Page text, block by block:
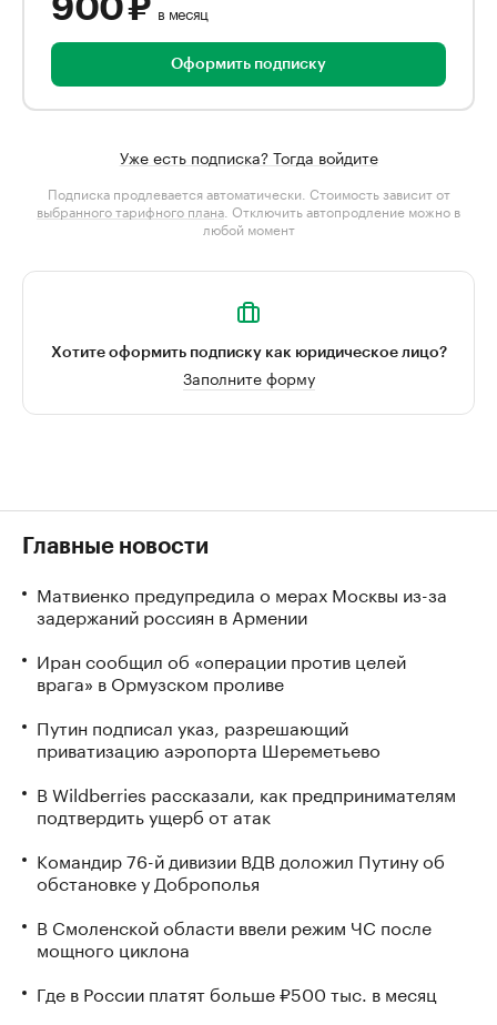
900 ₽ в месяц
Оформить подписку
Уже есть подписка? Тогда войдите
Подписка продлевается автоматически. Стоимость зависит от
выбранного тарифного плана . Отключить автопродление можно в
любой момент
Хотите оформить подписку как юридическое лицо?
Заполните форму
Главные новости
Матвиенко предупредила о мерах Москвы из-за
задержаний россиян в Армении
Иран сообщил об «операции против целей
врага» в Ормузском проливе
Путин подписал указ, разрешающий
приватизацию аэропорта Шереметьево
В Wildberries рассказали, как предпринимателям
подтвердить ущерб от атак
Командир 76-й дивизии ВДВ доложил Путину об
обстановке у Доброполья
В Смоленской области ввели режим ЧС после
мощного циклона
Где в России платят больше ₽500 тыс. в месяц